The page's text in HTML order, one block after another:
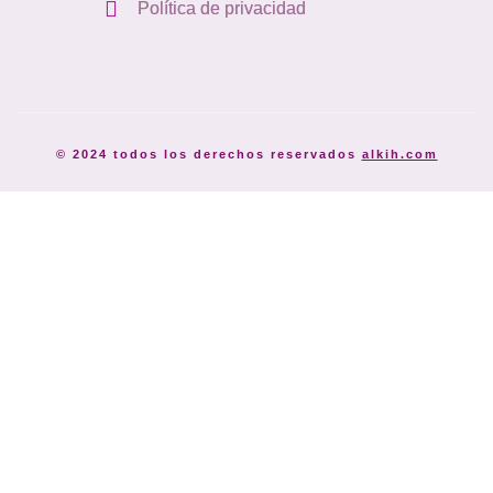
Política de privacidad
© 2024 todos los derechos reservados alkih.com